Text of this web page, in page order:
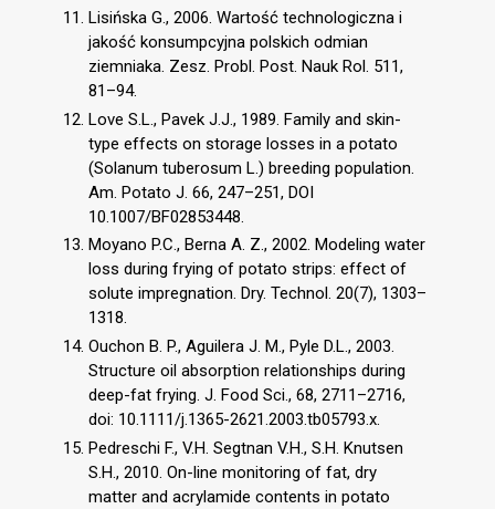
Lisińska G., 2006. Wartość technologiczna i
jakość konsumpcyjna polskich odmian
ziemniaka. Zesz. Probl. Post. Nauk Rol. 511,
81–94.
Love S.L., Pavek J.J., 1989. Family and skin-
type effects on storage losses in a potato
(Solanum tuberosum L.) breeding population.
Am. Potato J. 66, 247–251, DOI
10.1007/BF02853448.
Moyano P.C., Berna A. Z., 2002. Modeling water
loss during frying of potato strips: effect of
solute impregnation. Dry. Technol. 20(7), 1303–
1318.
Ouchon B. P., Aguilera J. M., Pyle D.L., 2003.
Structure oil absorption relationships during
deep-fat frying. J. Food Sci., 68, 2711–2716,
doi: 10.1111/j.1365-2621.2003.tb05793.x.
Pedreschi F., V.H. Segtnan V.H., S.H. Knutsen
S.H., 2010. On-line monitoring of fat, dry
matter and acrylamide contents in potato